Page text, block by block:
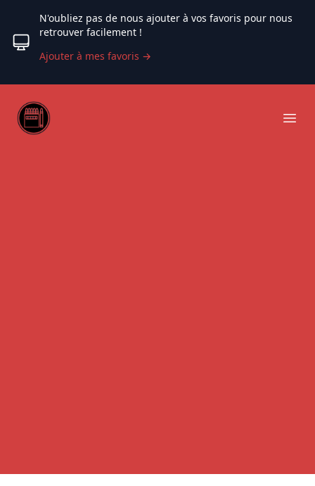
N'oubliez pas de nous ajouter à vos favoris pour nous
retrouver facilement !
Ajouter à mes favoris →
Web coloriage